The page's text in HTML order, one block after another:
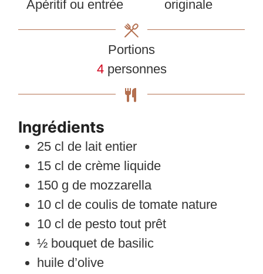
Apéritif ou entrée originale
Portions
4 personnes
Ingrédients
25 cl de lait entier
15 cl de crème liquide
150 g de mozzarella
10 cl de coulis de tomate nature
10 cl de pesto tout prêt
½ bouquet de basilic
huile d’olive